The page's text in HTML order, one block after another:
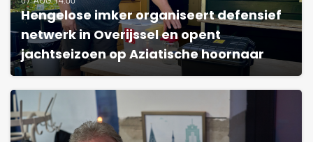
Hengelose imker organiseert defensief
netwerk in Overijssel en opent
jachtseizoen op Aziatische hoornaar